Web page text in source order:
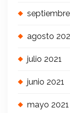
septiembre
agosto
julio 2021
junio 2021
mayo 2021